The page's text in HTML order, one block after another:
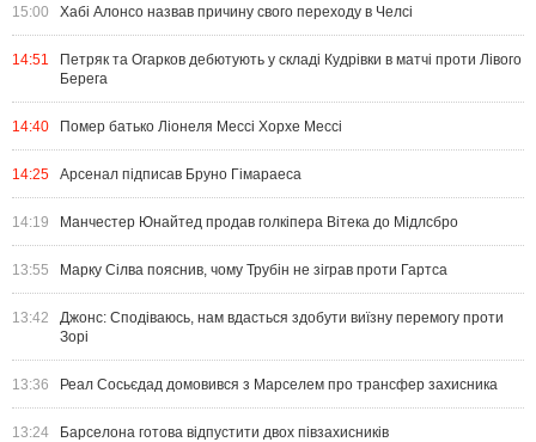
15:00 Хабі Алонсо назвав причину свого переходу в Челсі
14:51
Петряк та Огарков дебютують у складі Кудрівки в матчі проти Лівого
Берега
14:40 Помер батько Ліонеля Мессі Хорхе Мессі
14:25 Арсенал підписав Бруно Гімараеса
14:19 Манчестер Юнайтед продав голкіпера Вітека до Мідлсбро
13:55 Марку Сілва пояснив, чому Трубін не зіграв проти Гартса
13:42
Джонс: Сподіваюсь, нам вдасться здобути виїзну перемогу проти
Зорі
13:36 Реал Сосьєдад домовився з Марселем про трансфер захисника
13:24 Барселона готова відпустити двох півзахисників